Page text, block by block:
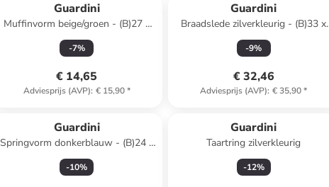
Guardini
Muffinvorm beige/groen - (B)27 x
(H)18,5 x (D)3 cm
-7%
€ 14,65
Adviesprijs (AVP): € 15,90*
Guardini
Braadslede zilverkleurig - (B)33 x
(H)23 x (D)7,5 cm
-9%
€ 32,46
Adviesprijs (AVP): € 35,90*
Guardini
Springvorm donkerblauw - (B)24 x
(H)24 x (D)7 cm
-10%
Guardini
Taartring zilverkleurig
-12%